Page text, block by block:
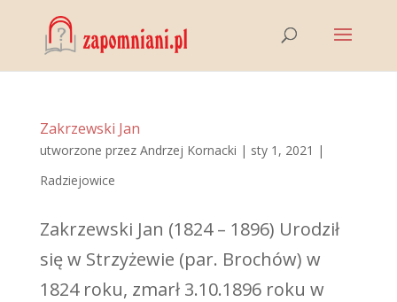
Zakrzewski Jan
utworzone przez Andrzej Kornacki | sty 1, 2021 |
Radziejowice
Zakrzewski Jan (1824 – 1896) Urodził
się w Strzyżewie (par. Brochów) w
1824 roku, zmarł 3.10.1896 roku w